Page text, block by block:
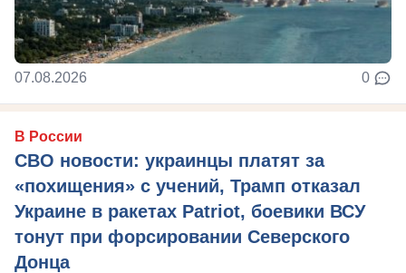
07.08.2026 0
В России
СВО новости: украинцы платят за
«похищения» с учений, Трамп отказал
Украине в ракетах Patriot, боевики ВСУ
тонут при форсировании Северского
Донца